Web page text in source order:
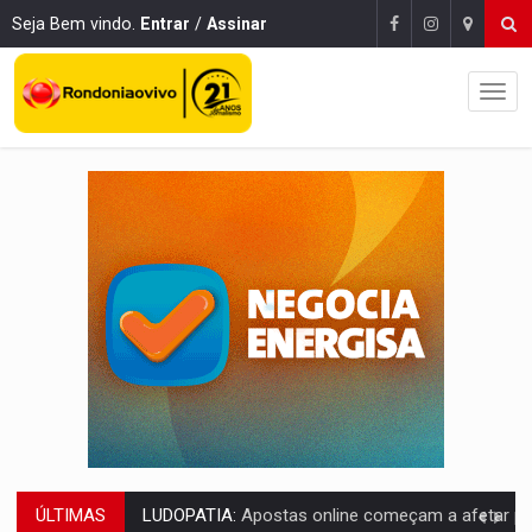
Seja Bem vindo. Entrar / Assinar
ÚLTIMAS REFLORESTAMENTO: Plantar árvores não será mais suficiente para